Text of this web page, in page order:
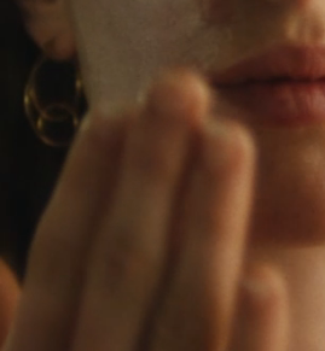
issa™ Teeth Whitening Set
FAQ™ Dual LED Panel
BELIEBT
Versandland
Vereinigte Staaten
Vereinigtes
Königreich